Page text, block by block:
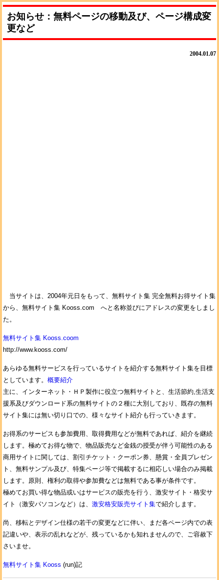
お知らせ：無料ページの移動及び、ページ構成変
更など
2004.01.07
当サイトは、2004年元日をもって、無料サイト集 完全無料お得サイト集
から、無料サイト集 Kooss.com へと名称並びにアドレスの変更をしまし
た。
無料サイト集 Kooss.coom
http://www.kooss.com/
あらゆる無料サービスを行っているサイトを紹介する無料サイト集を目標
としています。 概要紹介
主に、インターネット・ＨＰ製作に役立つ無料サイトと、生活節約,生活支
援系及びダウンロード系の無料サイトの２種に大別しており、既存の無料
サイト集には無い切り口での、様々なサイト紹介も行っていきます。
お得系のサービスも参加費用、取得費用などが無料であれば、紹介を継続
します。極めてお得な物で、物品販売など金銭の授受が伴う可能性のある
商用サイトに関しては、割引チケット・クーポン券、懸賞・全員プレゼン
ト、無料サンプル及び、特集ページ等で掲載するに相応しい場合のみ掲載
します。原則、権利の取得や参加費などは無料である事が条件です。
極めてお買い得な物品或いはサービスの販売を行う、激安サイト・格安サ
イト（激安パソコンなど）は、 激安格安販売サイト集で紹介します。
尚、移転とデザイン仕様の若干の変更などに伴い、まだ各ページ内での表
記違いや、表示の乱れなどが、残っているかも知れませんので、ご容赦下
さいませ。
無料サイト集 Kooss (run)記